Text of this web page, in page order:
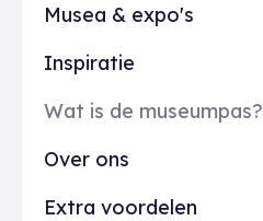
Musea & expo's
Inspiratie
Wat is de museumpas?
Over ons
Extra voordelen